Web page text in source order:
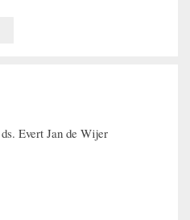
ds. Evert Jan de Wijer